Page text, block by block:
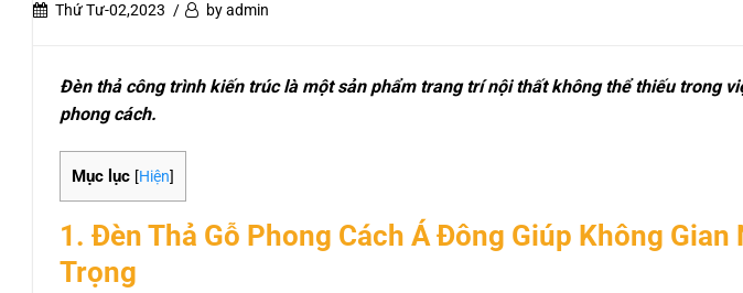
Thứ Tư-02,2023 by admin
Đèn thả công trình kiến trúc là một sản phẩm trang trí nội thất không thể thiếu trong
phong cách.
Mục lục [Hiện]
1. Đèn Thả Gỗ Phong Cách Á Đông Giúp Không Gian
Trọng